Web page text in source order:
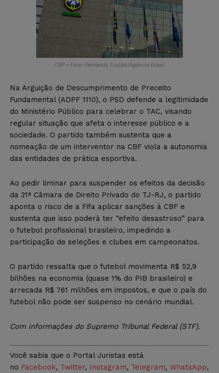
CBF – Foto: Fernando Frazão/Agência Brasil
Na Arguição de Descumprimento de Preceito
Fundamental (ADPF 1110), o PSD defende a legitimidade
do Ministério Público para celebrar o TAC, visando
regular situação que afeta o interesse público e a
sociedade. O partido também sustenta que a
nomeação de um interventor na CBF viola a autonomia
das entidades de prática esportiva.
Ao pedir liminar para suspender os efeitos da decisão
da 21ª Câmara de Direito Privado do TJ-RJ, o partido
aponta o risco de a Fifa aplicar sanções à CBF e
sustenta que isso poderá ter “efeito desastroso” para
o futebol profissional brasileiro, impedindo a
participação de seleções e clubes em campeonatos.
O partido ressalta que o futebol movimenta R$ 52,9
bilhões na economia (quase 1% do PIB brasileiro) e
arrecada R$ 761 milhões em impostos, e que o país do
futebol não pode ser suspenso no cenário mundial.
Com informações do Supremo Tribunal Federal (STF).
Você sabia que o Portal Juristas está
no Facebook, Twitter, Instagram, Telegram, WhatsApp,